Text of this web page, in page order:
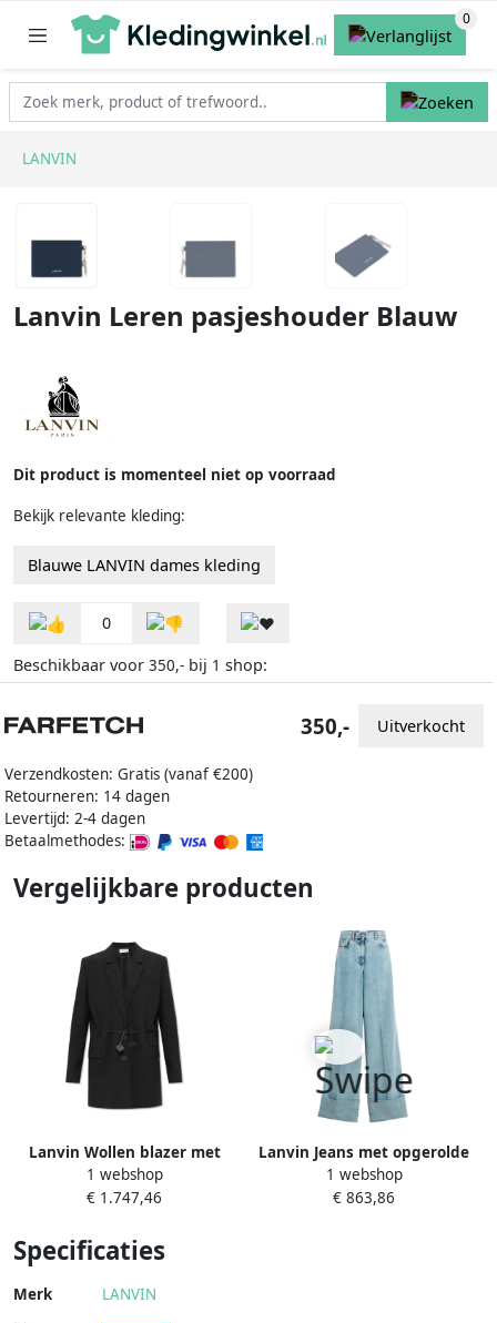
LANVIN
Lanvin Leren pasjeshouder Blauw
Dit product is momenteel niet op voorraad
Bekijk relevante kleding:
Blauwe LANVIN dames kleding
0
Beschikbaar voor 350,- bij 1 shop:
Verzendkosten: Gratis (vanaf €200)
Retourneren: 14 dagen
Levertijd: 2-4 dagen
Betaalmethodes:
350,- Uitverkocht
Vergelijkbare producten
Lanvin Wollen blazer met
leren strikken Black Dames
1 webshop
€ 1.747,46
Lanvin Jeans met opgerolde
pijpen in een rechte snit
Blue Dames
1 webshop
€ 863,86
Specificaties
Merk LANVIN